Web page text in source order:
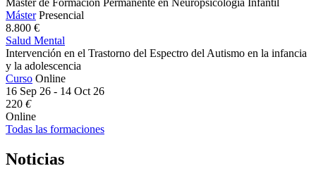
Máster Presencial
8.800 €
Salud Mental
Intervención en el Trastorno del Espectro del Autismo en la infancia
y la adolescencia​​​​
Curso Online
16 Sep 26 - 14 Oct 26
220 €
Online
Todas las formaciones
Noticias